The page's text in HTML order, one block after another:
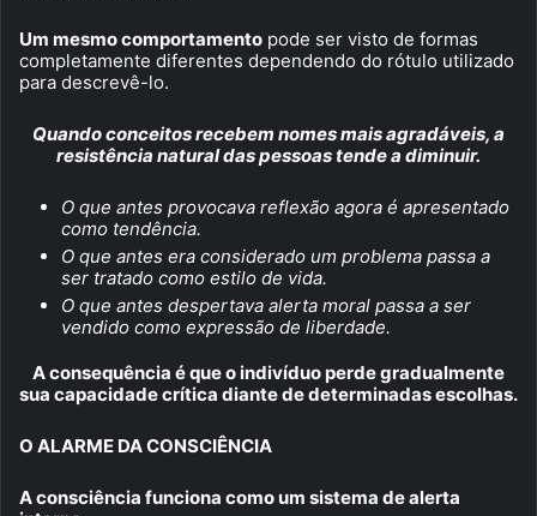
Um mesmo comportamento pode ser visto de formas
completamente diferentes dependendo do rótulo utilizado
para descrevê-lo.
Quando conceitos recebem nomes mais agradáveis, a
resistência natural das pessoas tende a diminuir.
O que antes provocava reflexão agora é apresentado
como tendência.
O que antes era considerado um problema passa a
ser tratado como estilo de vida.
O que antes despertava alerta moral passa a ser
vendido como expressão de liberdade.
A consequência é que o indivíduo perde gradualmente
sua capacidade crítica diante de determinadas escolhas.
O ALARME DA CONSCIÊNCIA
A consciência funciona como um sistema de alerta